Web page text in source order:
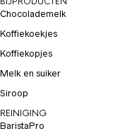
Chocolademelk
Koffiekoekjes
Koffiekopjes
Melk en suiker
Siroop
REINIGING
BaristaPro